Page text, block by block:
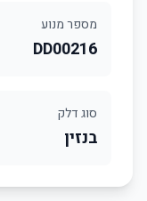
מספר מנוע
DD00216
סוג דלק
בנזין